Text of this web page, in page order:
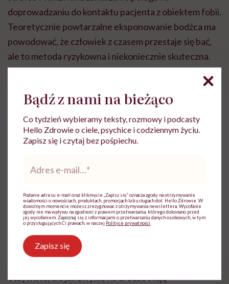
doprowadzaniu do kontaktu pacjenta z obiektem fobii.
Teoretycznie powtarzalne eksponowanie bodźca ma
powodować, że człowiek z czasem przestaje się bać,
ale to metoda ryzykowna i niekoniecznie skuteczna.
Kolejny, najmniej znany sposób na wyeliminowanie
lęku to modelowanie. Jak sama nazwa wskazuje,
– Pacjenci obserwują osobę uczestniczącą w sytuacji,
stało, nie doszło do katastrofy. W dalszych etapach
pacjent robi małe kroczki od omawiania tego, co
obserwuje, do aktywnego uczestniczenia w tej sytuacji
oczywiste, ale jak zwykle na drodze stają
Bądź z nami na bieżąco
Co tydzień wybieramy teksty, rozmowy i podcasty
Hello Zdrowie o ciele, psychice i codziennym życiu.
Zapisz się i czytaj bez pośpiechu.
mail*
Podanie adresu e-mail oraz kliknięcie „Zapisz się” oznacza zgodę na otrzymywanie
wiadomości o nowościach, produktach, promocjach lub usługach dot. Hello Zdrowie. W
dowolnym momencie możesz zrezygnować z otrzymywania newslettera. Wycofanie
zgody nie ma wpływu na zgodność z prawem przetwarzania, którego dokonano przed
jej wycofaniem. Zapoznaj się z informacjami o przetwarzaniu danych osobowych, w tym
o przysługujących Ci prawach, w naszej Polityce prywatności
Zapisz się